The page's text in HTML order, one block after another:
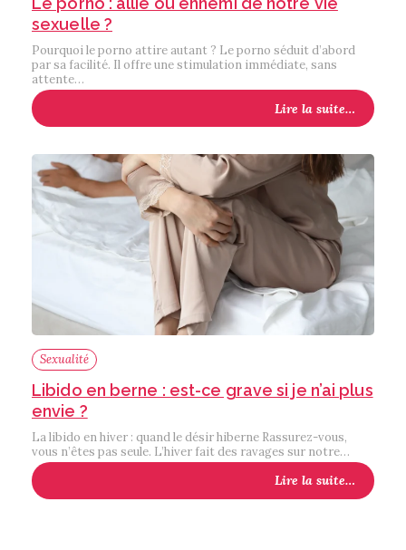
sexuelle ?
Pourquoi le porno attire autant ? Le porno séduit d’abord
par sa facilité. Il offre une stimulation immédiate, sans
attente…
Lire la suite…
Sexualité
Libido en berne : est-ce grave si je n’ai plus
envie ?
La libido en hiver : quand le désir hiberne Rassurez-vous,
vous n’êtes pas seule. L’hiver fait des ravages sur notre…
Lire la suite…